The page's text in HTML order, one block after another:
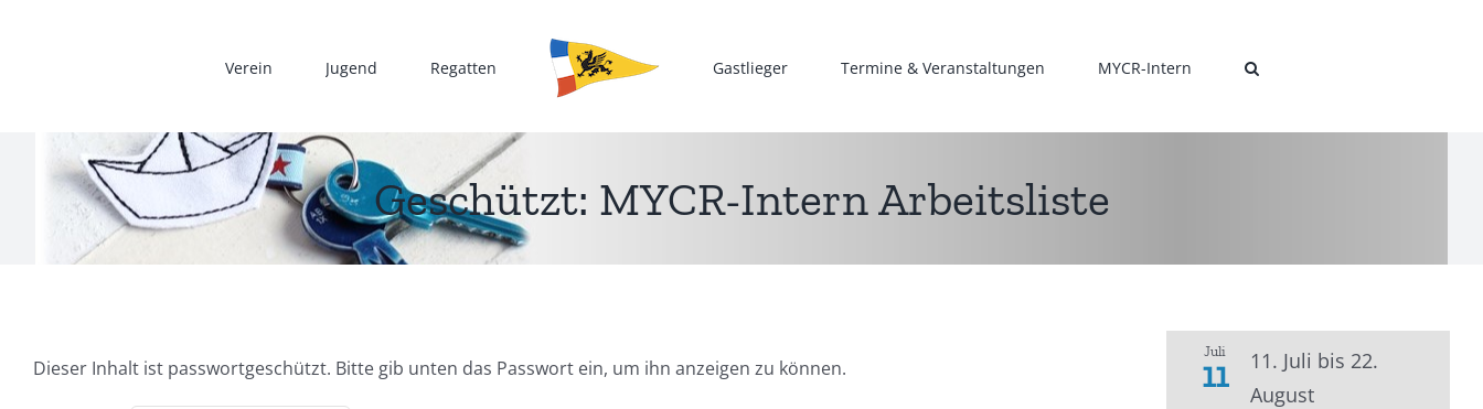
Verein Jugend Regatten Gastlieger Termine & Veranstaltungen MYCR-Intern
Geschützt: MYCR-Intern Arbeitsliste
Dieser Inhalt ist passwortgeschützt. Bitte gib unten das Passwort ein, um ihn anzeigen zu können.
Juli
11 11. Juli bis 22.
August